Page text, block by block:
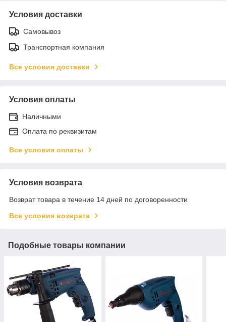
Условия доставки
Самовывоз
Транспортная компания
Все условия доставки
Условия оплаты
Наличными
Оплата по реквизитам
Все условия оплаты
Условия возврата
Возврат товара в течение 14 дней по договоренности
Все условия возврата
Подобные товары компании